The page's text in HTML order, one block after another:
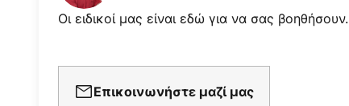
Οι ειδικοί μας είναι εδώ για να σας βοηθήσουν.
Επικοινωνήστε μαζί μας